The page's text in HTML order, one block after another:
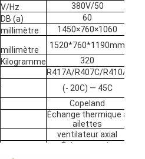
V/Hz
380V/50
DB (a)
60
millimètre
1450×760×1060
millimètre
1520*760*1190mm
Kilogramme
320
R417A/R407C/R410A
(- 20C) — 45C
Copeland
Échange thermique à
ailettes
ventilateur axial
Échangeur de